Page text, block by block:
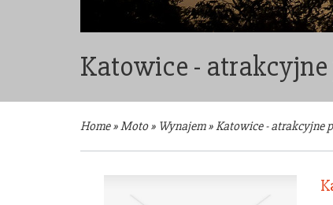
Katowice -
Home»Moto» Wynajem»Katowice - atrakcyjne